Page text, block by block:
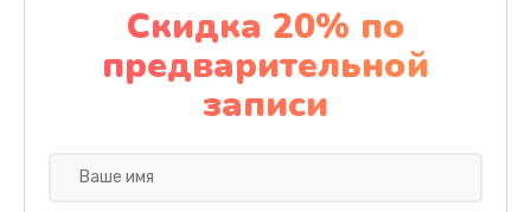
Замена дисплея (экрана)
2000 руб.
Заказать
Ремонт платы электроники
Скидка 20% по
предварительной
записи